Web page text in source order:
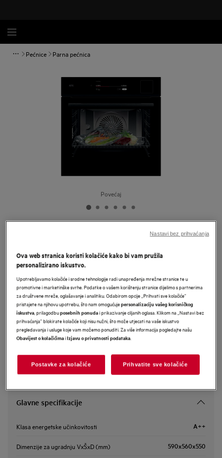
Pećnice Parna pećnica
Povećaj
ugradbena pećnica
Informacijski list proizvoda
Sigurnosne upute i sigurnosna upozorenja prema EU regulativi
2023/988 navedeni su u poglavljima 1 i 2 korisničkog priručnika.
Za sigurno korištenje proizvoda pročitajte cijeli korisnički
Glavne specifikacije
Klasa energetske učinkovitosti A++
Dimenzije za ugradnju VxŠxD (mm) 590x560x550
Ova web stranica koristi kolačiće kako bi vam pružila
personalizirano iskustvo.
Upotrebljavamo kolačiće i srodne tehnologije radi unapređenja mrežne stranice te u
promotivne i marketinške svrhe. Podatke o vašem korištenju stranice dijelimo s partnerima
za društvene mreže, oglašavanje i analitiku. Odabirom opcije „Prihvati sve kolačiće”
pristajete na njihovu upotrebu, što nam omogućujepersonalizaciju vašeg korisničkog
iskustva, prilagodbuposebnih ponudai prikazivanje ciljanih oglasa. Klikom na „Nastavi bez
prihvaćanja” blokirate kolačiće koji nisu nužni, što može utjecati na vaše iskustvo
pregledavanja i usluge koje vam možemo ponuditi. Za više informacija pogledajte našu
Obavijest o kolačićimaiIzjavu o privatnosti podataka.
Postavke za kolačiće Prihvatite sve kolačiće
Nastavi bez prihvaćanja